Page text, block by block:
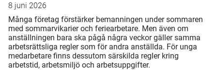
8 juni 2026
Många företag förstärker bemanningen under sommaren
med sommarvikarier och feriearbetare. Men även om
anställningen bara ska pågå några veckor gäller samma
arbetsrättsliga regler som för andra anställda. För unga
medarbetare finns dessutom särskilda regler kring
arbetstid, arbetsmiljö och arbetsuppgifter.